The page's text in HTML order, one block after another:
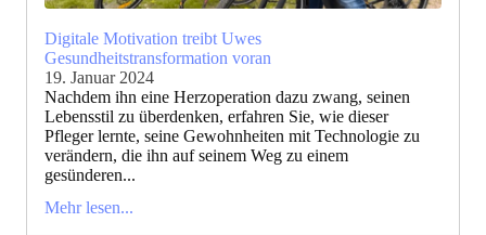
Digitale Motivation treibt Uwes
Gesundheitstransformation voran
19. Januar 2024
Nachdem ihn eine Herzoperation dazu zwang, seinen
Lebensstil zu überdenken, erfahren Sie, wie dieser
Pfleger lernte, seine Gewohnheiten mit Technologie zu
verändern, die ihn auf seinem Weg zu einem
gesünderen...
Mehr lesen...